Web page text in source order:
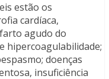
estão os
cardíaca,
agudo do
hipercoagulabilidade;
doenças
insuficiência